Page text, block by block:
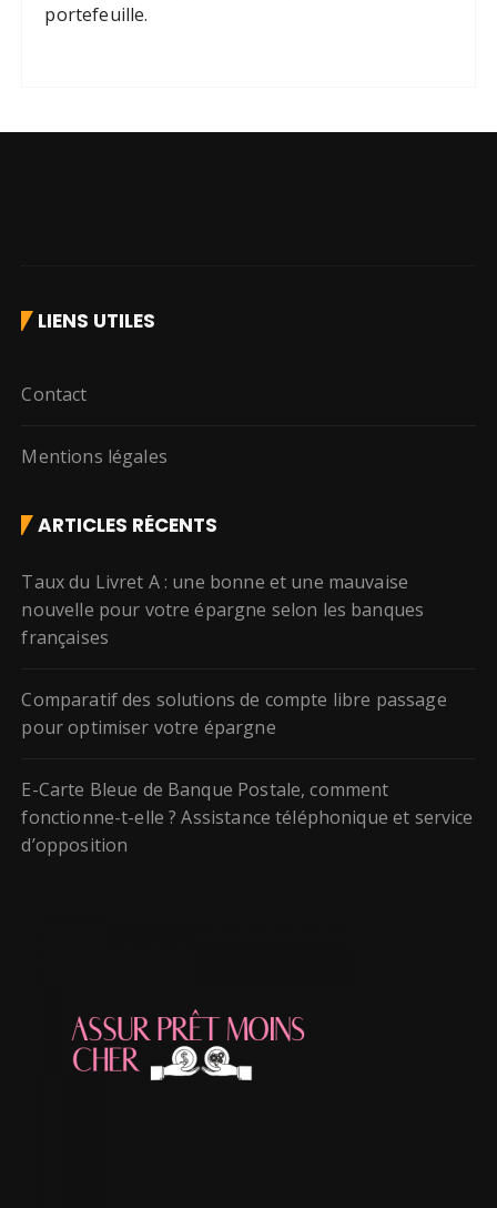
portefeuille.
LIENS UTILES
Contact
Mentions légales
ARTICLES RÉCENTS
Taux du Livret A : une bonne et une mauvaise
nouvelle pour votre épargne selon les banques
françaises
Comparatif des solutions de compte libre passage
pour optimiser votre épargne
E-Carte Bleue de Banque Postale, comment
fonctionne-t-elle ? Assistance téléphonique et service
d’opposition